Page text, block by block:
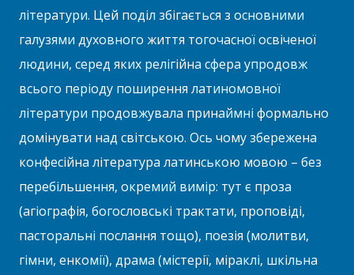
літератури. Цей поділ збігається з основними
галузями духовного життя тогочасної освіченої
людини, серед яких релігійна сфера упродовж
всього періоду поширення латиномовної
літератури продовжувала принаймні формально
домінувати над світською. Ось чому збережена
конфесійна література латинською мовою – без
перебільшення, окремий вимір: тут є проза
(агіографія, богословські трактати, проповіді,
пасторальні послання тощо), поезія (молитви,
гімни, енкомії), драма (містерії, міраклі, шкільна